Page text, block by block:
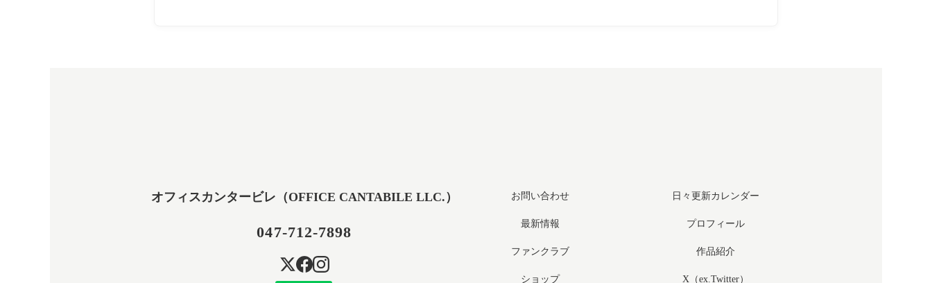
オフィスカンタービレ（OFFICE CANTABILE LLC.）
047-712-7898
お問い合わせ 日々更新カレンダー
最新情報 プロフィール
ファンクラブ 作品紹介
ショップ X（ex.Twitter）